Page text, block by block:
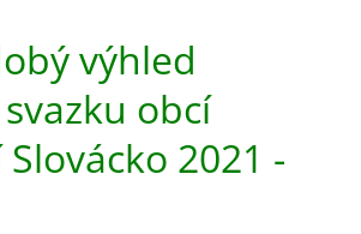
výhled
obcí
2021 -